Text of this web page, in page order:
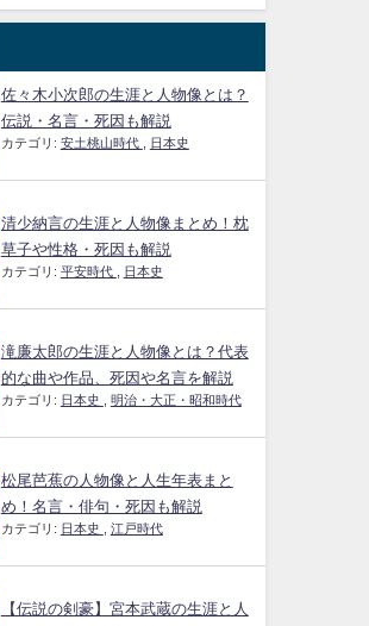
佐々木小次郎の生涯と人物像とは？
伝説・名言・死因も解説
カテゴリ: 安土桃山時代 日本史
清少納言の生涯と人物像まとめ！枕
草子や性格・死因も解説
カテゴリ: 平安時代 日本史
滝廉太郎の生涯と人物像とは？代表
的な曲や作品、死因や名言を解説
カテゴリ: 日本史 明治・大正・昭和時代
松尾芭蕉の人物像と人生年表まと
め！名言・俳句・死因も解説
カテゴリ: 日本史 江戸時代
【伝説の剣豪】宮本武蔵の生涯と人